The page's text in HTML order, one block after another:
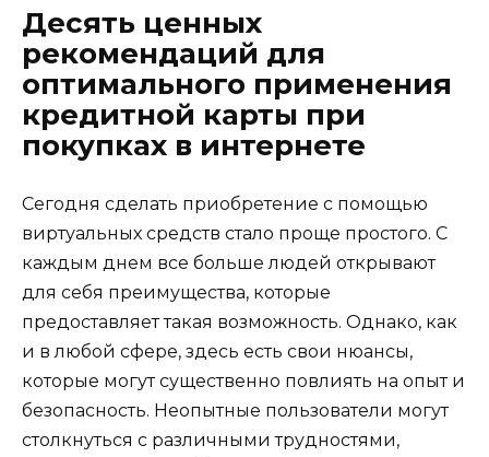
Десять ценных
рекомендаций для
оптимального применения
кредитной карты при
покупках в интернете
Сегодня сделать приобретение с помощью
виртуальных средств стало проще простого. С
каждым днем все больше людей открывают
для себя преимущества, которые
предоставляет такая возможность. Однако, как
и в любой сфере, здесь есть свои нюансы,
которые могут существенно повлиять на опыт и
безопасность. Неопытные пользователи могут
столкнуться с различными трудностями,